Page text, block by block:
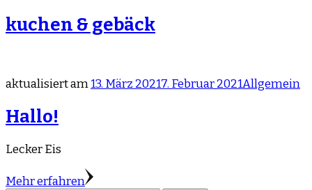
kuchen & gebäck
aktualisiert am13. März 20217. Februar 2021Allgemein
Hallo!
Lecker Eis
Mehr erfahren